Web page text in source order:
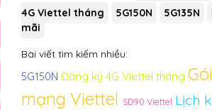
4G Viettel tháng
5G150N 5G135N
mãi
Bài viết tìm kiếm nhiều:
5G150N Đăng ký 4G Viettel tháng
mạng Viettel SD90 Viettel Lịch